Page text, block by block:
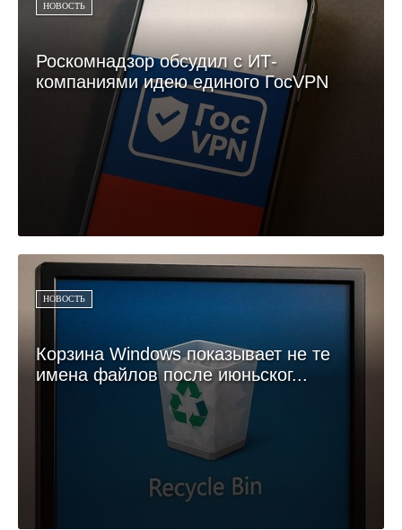
НОВОСТЬ
Роскомнадзор обсудил с ИТ-
компаниями идею единого ГосVPN
НОВОСТЬ
Корзина Windows показывает не те
имена файлов после июньског...